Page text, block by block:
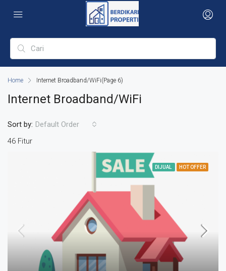
Home Internet Broadband/WiFi(Page 6)
Internet Broadband/WiFi
46 Fitur
Sort by: Default Order
DIJUAL HOT OFFER